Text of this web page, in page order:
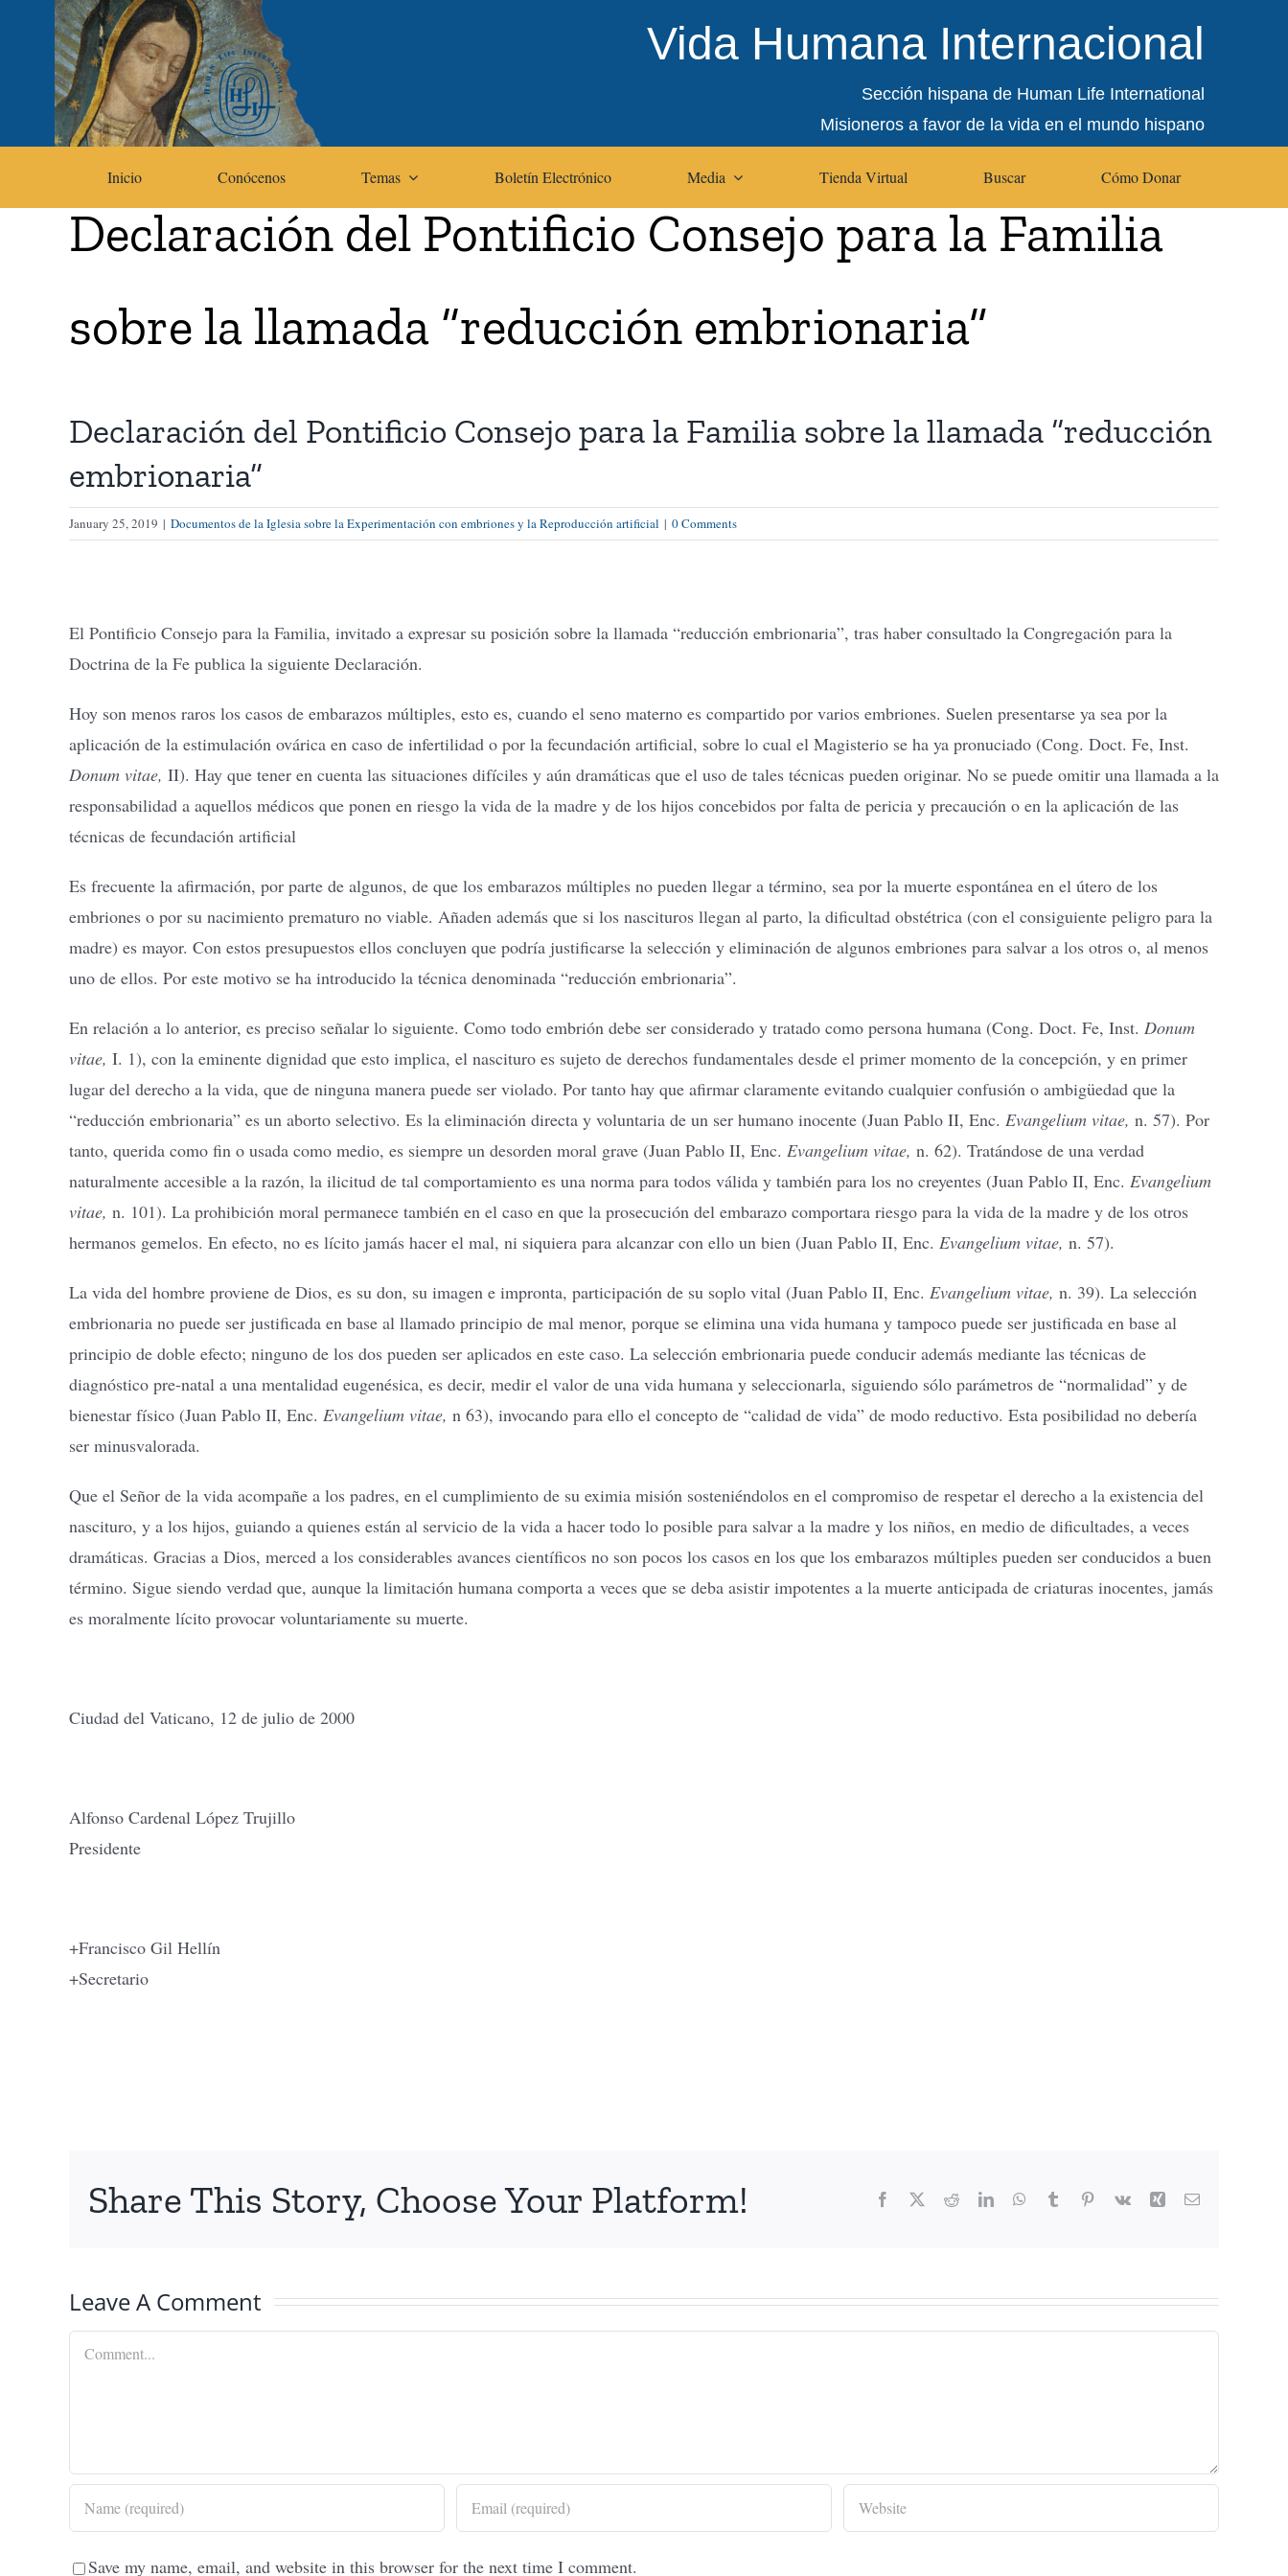
Vida Humana Internacional
Sección hispana de Human Life International
Misioneros a favor de la vida en el mundo hispano
Inicio Conócenos Temas Boletín Electrónico Media Tienda Virtual Buscar Cómo Donar
Declaración del Pontificio Consejo para la Familia
sobre la llamada “reducción embrionaria”
Declaración del Pontificio Consejo para la Familia sobre la llamada “reducción
embrionaria”
January 25, 2019 | Documentos de la Iglesia sobre la Experimentación con embriones y la Reproducción artificial | 0 Comments
El Pontificio Consejo para la Familia, invitado a expresar su posición sobre la llamada “reducción embrionaria”, tras haber consultado la Congregación para la
Doctrina de la Fe publica la siguiente Declaración.
Hoy son menos raros los casos de embarazos múltiples, esto es, cuando el seno materno es compartido por varios embriones. Suelen presentarse ya sea por la
aplicación de la estimulación ovárica en caso de infertilidad o por la fecundación artificial, sobre lo cual el Magisterio se ha ya pronuciado (Cong. Doct. Fe, Inst.
Donum vitae, II). Hay que tener en cuenta las situaciones difíciles y aún dramáticas que el uso de tales técnicas pueden originar. No se puede omitir una llamada a la
responsabilidad a aquellos médicos que ponen en riesgo la vida de la madre y de los hijos concebidos por falta de pericia y precaución o en la aplicación de las
técnicas de fecundación artificial
Es frecuente la afirmación, por parte de algunos, de que los embarazos múltiples no pueden llegar a término, sea por la muerte espontánea en el útero de los
embriones o por su nacimiento prematuro no viable. Añaden además que si los nascituros llegan al parto, la dificultad obstétrica (con el consiguiente peligro para la
madre) es mayor. Con estos presupuestos ellos concluyen que podría justificarse la selección y eliminación de algunos embriones para salvar a los otros o, al menos
uno de ellos. Por este motivo se ha introducido la técnica denominada “reducción embrionaria”.
En relación a lo anterior, es preciso señalar lo siguiente. Como todo embrión debe ser considerado y tratado como persona humana (Cong. Doct. Fe, Inst. Donum
vitae, I. 1), con la eminente dignidad que esto implica, el nascituro es sujeto de derechos fundamentales desde el primer momento de la concepción, y en primer
lugar del derecho a la vida, que de ninguna manera puede ser violado. Por tanto hay que afirmar claramente evitando cualquier confusión o ambigüedad que la
“reducción embrionaria” es un aborto selectivo. Es la eliminación directa y voluntaria de un ser humano inocente (Juan Pablo II, Enc. Evangelium vitae, n. 57). Por
tanto, querida como fin o usada como medio, es siempre un desorden moral grave (Juan Pablo II, Enc. Evangelium vitae, n. 62). Tratándose de una verdad
naturalmente accesible a la razón, la ilicitud de tal comportamiento es una norma para todos válida y también para los no creyentes (Juan Pablo II, Enc. Evangelium
vitae, n. 101). La prohibición moral permanece también en el caso en que la prosecución del embarazo comportara riesgo para la vida de la madre y de los otros
hermanos gemelos. En efecto, no es lícito jamás hacer el mal, ni siquiera para alcanzar con ello un bien (Juan Pablo II, Enc. Evangelium vitae, n. 57).
La vida del hombre proviene de Dios, es su don, su imagen e impronta, participación de su soplo vital (Juan Pablo II, Enc. Evangelium vitae, n. 39). La selección
embrionaria no puede ser justificada en base al llamado principio de mal menor, porque se elimina una vida humana y tampoco puede ser justificada en base al
principio de doble efecto; ninguno de los dos pueden ser aplicados en este caso. La selección embrionaria puede conducir además mediante las técnicas de
diagnóstico pre-natal a una mentalidad eugenésica, es decir, medir el valor de una vida humana y seleccionarla, siguiendo sólo parámetros de “normalidad” y de
bienestar físico (Juan Pablo II, Enc. Evangelium vitae, n 63), invocando para ello el concepto de “calidad de vida” de modo reductivo. Esta posibilidad no debería
ser minusvalorada.
Que el Señor de la vida acompañe a los padres, en el cumplimiento de su eximia misión sosteniéndolos en el compromiso de respetar el derecho a la existencia del
nascituro, y a los hijos, guiando a quienes están al servicio de la vida a hacer todo lo posible para salvar a la madre y los niños, en medio de dificultades, a veces
dramáticas. Gracias a Dios, merced a los considerables avances científicos no son pocos los casos en los que los embarazos múltiples pueden ser conducidos a buen
término. Sigue siendo verdad que, aunque la limitación humana comporta a veces que se deba asistir impotentes a la muerte anticipada de criaturas inocentes, jamás
es moralmente lícito provocar voluntariamente su muerte.
Ciudad del Vaticano, 12 de julio de 2000
Alfonso Cardenal López Trujillo
Presidente
+Francisco Gil Hellín
+Secretario
Share This Story, Choose Your Platform! Facebook RedditLinkedInWhatsApp
Tumblr Pinterest
Vk Xing Email
Leave A Comment
Comment
Save my name, email, and website in this browser for the next time I comment.